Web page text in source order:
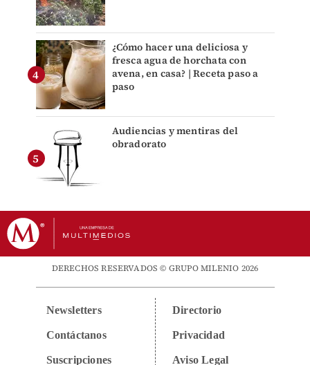
¿Cómo hacer una deliciosa y
fresca agua de horchata con
avena, en casa? | Receta paso a
paso
Audiencias y mentiras del
obradorato
DERECHOS RESERVADOS © GRUPO MILENIO 2026
Newsletters
Contáctanos
Suscripciones
Directorio
Privacidad
Aviso Legal